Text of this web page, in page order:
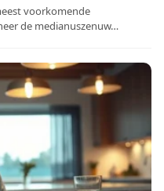
voorkomende
de medianuszenuw…